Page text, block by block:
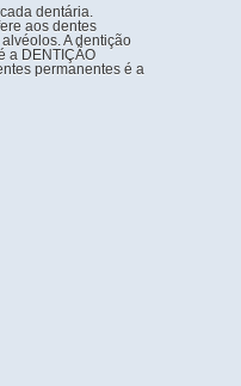
dentária.
aos dentes
A dentição
a DENTIÇÃO
permanentes é a